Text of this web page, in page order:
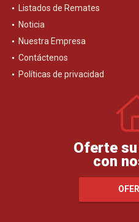
Listados de Remates
Noticia
Nuestra Empresa
Contáctenos
Políticas de privacidad
Oferte
con